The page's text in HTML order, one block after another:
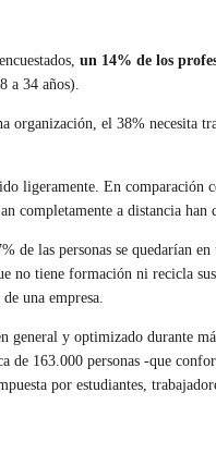
un 14% de los
a 34 años).
el 38% necesita
ligeramente. En comparación
completamente a distancia
de las personas se quedarían
no tiene formación ni recicla
una empresa.
y optimizado durante
163.000 personas -que
por estudiantes,